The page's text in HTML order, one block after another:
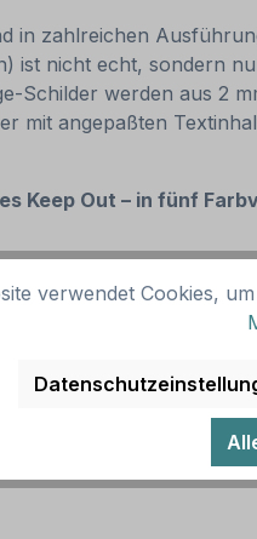
in zahlreichen
ist nicht echt, sondern
Schilder werden aus 2
mit angepaßten
Keep Out – in fünf
verwendet Cookies,